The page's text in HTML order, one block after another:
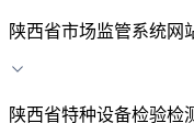
陕西省市场监管系统网
陕西省特种设备检验检